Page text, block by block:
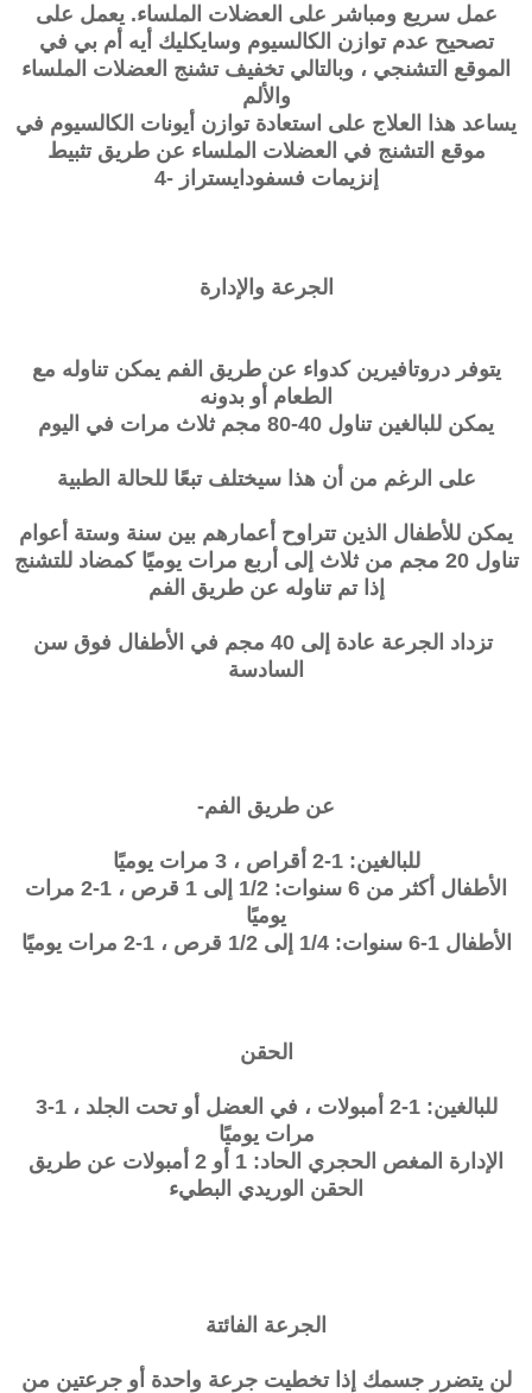
عمل سريع ومباشر على العضلات الملساء. يعمل على
تصحيح عدم توازن الكالسيوم وسايكليك أيه أم بي في
الموقع التشنجي ، وبالتالي تخفيف تشنج العضلات الملساء
والألم
يساعد هذا العلاج على استعادة توازن أيونات الكالسيوم في
موقع التشنج في العضلات الملساء عن طريق تثبيط
إنزيمات فسفودايستراز -4
الجرعة والإدارة
يتوفردروتافيرين كدواء عن طريق الفم يمكن تناوله مع
الطعام أو بدونه
يمكن للبالغين تناول 40-80 مجم ثلاث مرات في اليوم
على الرغم من أن هذا سيختلف تبعًا للحالة الطبية
يمكن للأطفال الذين تتراوح أعمارهم بين سنة وستة أعوام
تناول 20 مجم من ثلاث إلى أربع مرات يوميًا كمضاد للتشنج
إذا تم تناوله عن طريق الفم
تزداد الجرعة عادة إلى 40 مجم في الأطفال فوق سن
السادسة
عن طريق الفم-
للبالغين: 1-2 أقراص ، 3 مرات يوميًا
الأطفال أكثر من 6 سنوات: 1/2 إلى 1 قرص ، 1-2 مرات
يوميًا
الأطفال 1-6 سنوات: 1/4 إلى 1/2 قرص ، 1-2 مرات يوميًا
الحقن
للبالغين: 1-2 أمبولات ، في العضل أو تحت الجلد ، 1-3
مرات يوميًا
الإدارة المغص الحجري الحاد: 1 أو 2 أمبولات عن طريق
الحقن الوريدي البطيء
الجرعة الفائتة
لن يتضرر جسمك إذا تخطيت جرعة واحدة أو جرعتين من